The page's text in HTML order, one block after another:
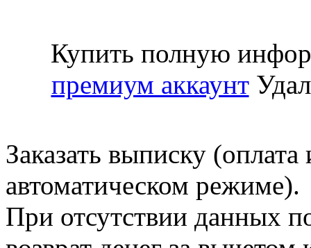
Купить полную
премиум аккаунт
Заказать выписку
автоматическом режиме).
При отсутствии данных